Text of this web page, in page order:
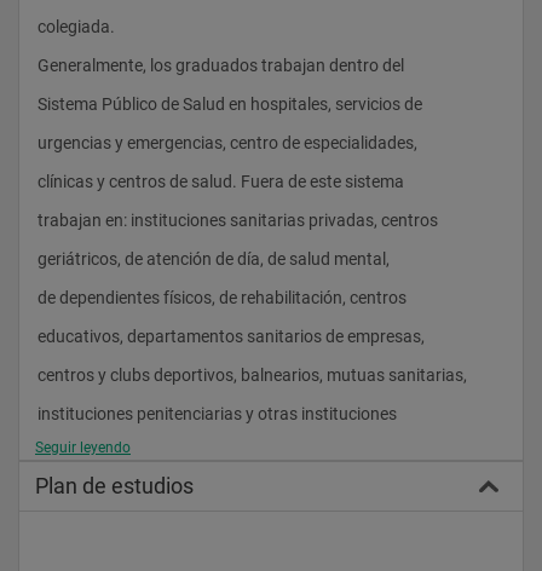
colegiada.
Generalmente, los graduados trabajan dentro del
Sistema Público de Salud en hospitales, servicios de
urgencias y emergencias, centro de especialidades,
clínicas y centros de salud. Fuera de este sistema
trabajan en: instituciones sanitarias privadas, centros
geriátricos, de atención de día, de salud mental,
de dependientes físicos, de rehabilitación, centros
educativos, departamentos sanitarios de empresas,
centros y clubs deportivos, balnearios, mutuas sanitarias,
instituciones penitenciarias y otras instituciones
de la Administración central, autonómica o local
del Estado, organizaciones no gubernamentales y
Seguir leyendo
Plan de estudios